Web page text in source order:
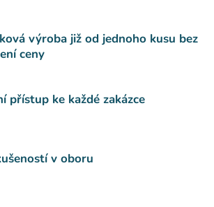
výroba již od jednoho kusu bez
ceny
přístup ke každé zakázce
v oboru